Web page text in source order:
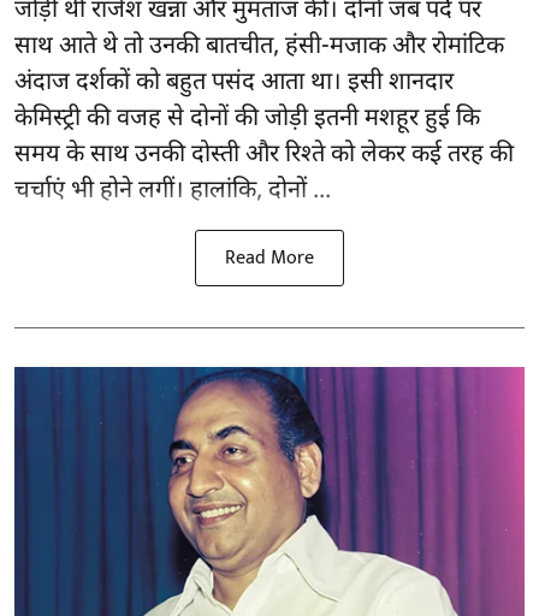
जोड़ी थी राजेश खन्ना और मुमताज की। दोनों जब पर्दे पर
साथ आते थे तो उनकी बातचीत, हंसी-मजाक और रोमांटिक
अंदाज दर्शकों को बहुत पसंद आता था। इसी शानदार
केमिस्ट्री की वजह से दोनों की जोड़ी इतनी मशहूर हुई कि
समय के साथ उनकी दोस्ती और रिश्ते को लेकर कई तरह की
चर्चाएं भी होने लगीं। हालांकि, दोनों ...
Read More